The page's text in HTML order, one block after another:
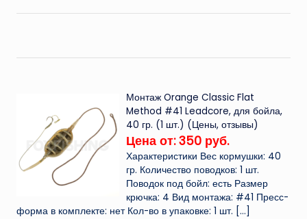
Монтаж Orange Classic Flat
Method #41 Leadcore, для бойла,
40 гр. (1 шт.) (Цены, отзывы)
Цена от: 350 руб.
Характеристики Вес кормушки: 40
гр. Количество поводков: 1 шт.
Поводок под бойл: есть Размер
крючка: 4 Вид монтажа: #41 Пресс-
форма в комплекте: нет Кол-во в упаковке: 1 шт. […]